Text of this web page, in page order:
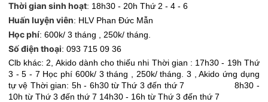
Thời gian sinh hoạt: 18h30 - 20h Thứ 2 - 4 - 6
Huấn luyện viên: HLV Phan Đức Mẫn
Học phí: 600k/ 3 tháng , 250k/ tháng.
Số điện thoại: 093 715 09 36
Clb khác: 2, Akido dành cho thiếu nhi Thời gian : 17h30 - 19h Thứ
3 - 5 - 7 Học phí 600k/ 3 tháng , 250k/ tháng. 3 , Akido ứng dụng
tự vệ Thời gian: 5h - 6h30 từ Thứ 3 đến thứ 7 8h30 -
10h từ Thứ 3 đến thứ 7 14h30 - 16h từ Thứ 3 đến thứ 7